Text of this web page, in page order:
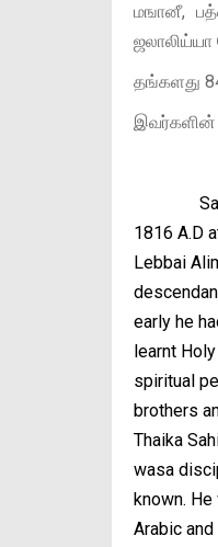
மஙானீ,
தங்களது
இவர்களின்
Sayyid
1816 A.D
Lebbai
early he
learnt
spiritual
brothers
Thaika
wasa
known.
Arabic